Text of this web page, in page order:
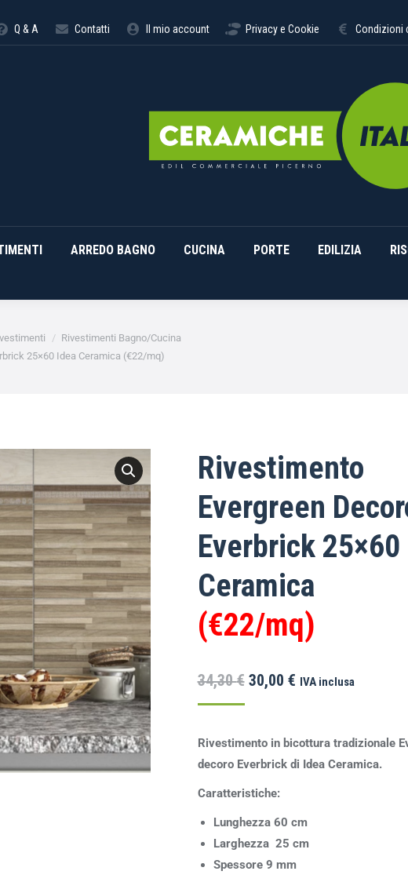
Q & A Contatti Il mio account Privacy e Cookie Condizioni
ARREDO BAGNO CUCINA PORTE EDILIZIA
Rivestimenti Bagno/Cucina
25×60 Idea Ceramica (€22/mq)
Rivestimento
Evergreen
Everbrick 25×60
Ceramica
(€22/mq)
34,30€ 30,00 € IVA inclusa
Rivestimento in bicottura tradizionale
decoro Everbrick di Idea Ceramica.
Caratteristiche:
Lunghezza 60 cm
Larghezza 25 cm
Spessore 9 mm
PAVIMENTI E RIVESTIMENTI ARREDO BAGNO CUCINA